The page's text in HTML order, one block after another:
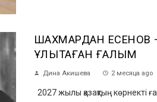
ШАХМАРДАН ЕСЕНОВ
ҰЛЫҚТАҒАН ҒАЛЫМ
Дина Акишева 2 месяца ago
2027 жылы қазақтың көрнекті